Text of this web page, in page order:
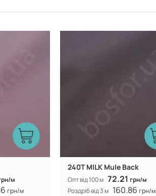
м
грн/м
240T MILK Mule Back
Опт від 100 м 72.21 грн/м
Роздріб від 3 м 160.86 грн/м